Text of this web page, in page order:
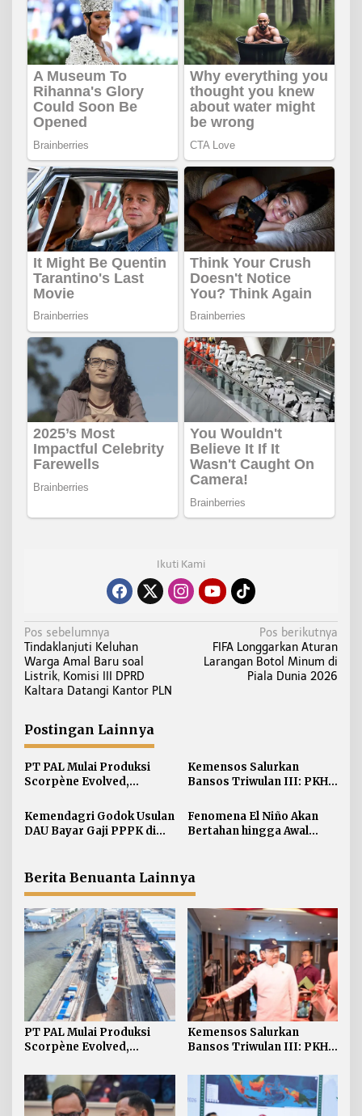
Ikuti Kami
N
a
v
i
a
s
i
p
o
s
Pos sebelumnya
Tindaklanjuti Keluhan
Warga Amal Baru soal
Listrik, Komisi III DPRD
Kaltara Datangi Kantor PLN
Pos berikutnya
FIFA Longgarkan Aturan
Larangan Botol Minum di
Piala Dunia 2026
Postingan Lainnya
PT PAL Mulai Produksi
Scorpène Evolved,
Prancis
Kemensos Salurkan
Bansos Triwulan III: PKH 7
Kemendagri Godok Usulan
DAU Bayar Gaji PPPK di
Fenomena El Niño Akan
Bertahan hingga Awal
Berita Benuanta Lainnya
PT PAL Mulai Produksi
Scorpène Evolved,
Prancis
Kemensos Salurkan
Bansos Triwulan III: PKH 7